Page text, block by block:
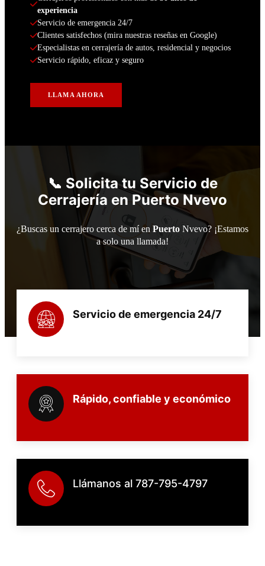
experiencia
Servicio de emergencia 24/7
Clientes satisfechos (mira nuestras reseñas en Google)
Especialistas en cerrajería de autos, residencial y negocios
Servicio rápido, eficaz y seguro
LLAMA AHORA
📞 Solicita tu Servicio de
Cerrajería en Puerto Nvevo
¿Buscas un cerrajero cerca de mí en Puerto Nvevo? ¡Estamos
a solo una llamada!
Servicio de emergencia 24/7
Rápido, confiable y económico
Llámanos al 787-795-4797